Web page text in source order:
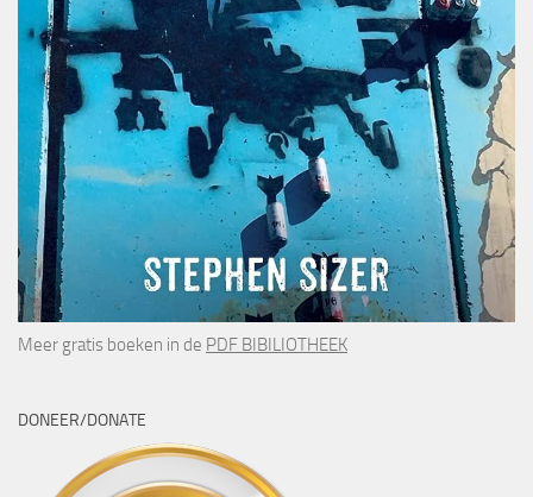
Meer gratis boeken in de PDF BIBILIOTHEEK
DONEER/DONATE